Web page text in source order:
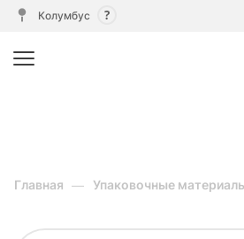
Колумбус
Главная Упаковочные